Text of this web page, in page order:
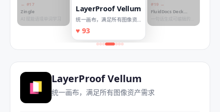
← #17
Zingle
AI 赋能语境单词学习
LayerProof Vellum
统一画布，满足所有图像资
产需求
♥ 93
#19 →
FluidDocs Deck
Builder
HTML 演示文稿
LayerProof Vellum
统一画布，满足所有图像资产需求